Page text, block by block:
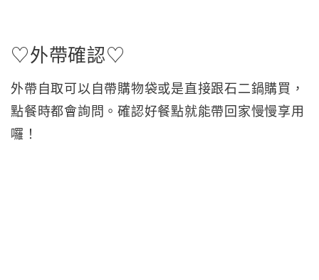
♡外帶確認♡
外帶自取可以自帶購物袋或是直接跟石二鍋購買，
點餐時都會詢問。確認好餐點就能帶回家慢慢享用
囉！